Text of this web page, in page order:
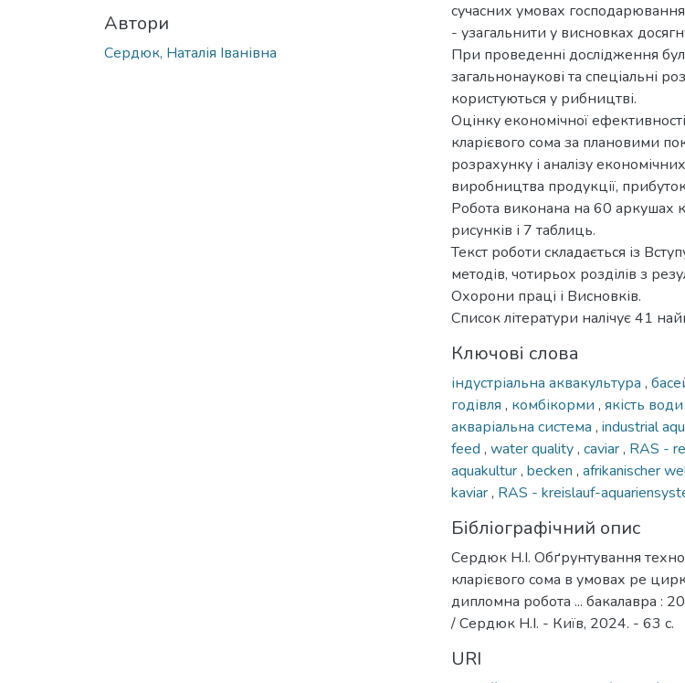
Автори
Сердюк, Наталія Іванівна
сучасних умовах
- узагальнити у висновках
При проведенні дослідження
загальнонаукові та спеціальні
користуються у рибництві.
Оцінку економічної
кларієвого сома за плановими
розрахунку і аналізу
виробництва продукції,
Робота виконана на 60 аркушах
рисунків і 7 таблиць.
Текст роботи складається із
методів, чотирьох розділів з
Охорони праці і Висновків.
Список літератури налічує 41
Ключові слова
індустріальна аквакультура ,
годівля , комбікорми , якість води
акваріальна система , industrial
feed , water quality, caviar, RAS -
aquakultur, becken , afrikanischer
kaviar, RAS - kreislauf-
Бібліографічний опис
Сердюк Н.І. Обґрунтування
кларієвого сома в умовах ре
дипломна робота ... бакалавра :
/ Сердюк Н.І. - Київ, 2024. - 63 с.
URI